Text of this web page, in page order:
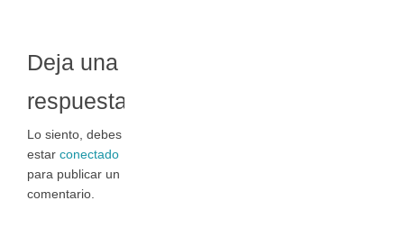
Deja una
respuesta
Lo siento, debes
estar conectado
para publicar un
comentario.